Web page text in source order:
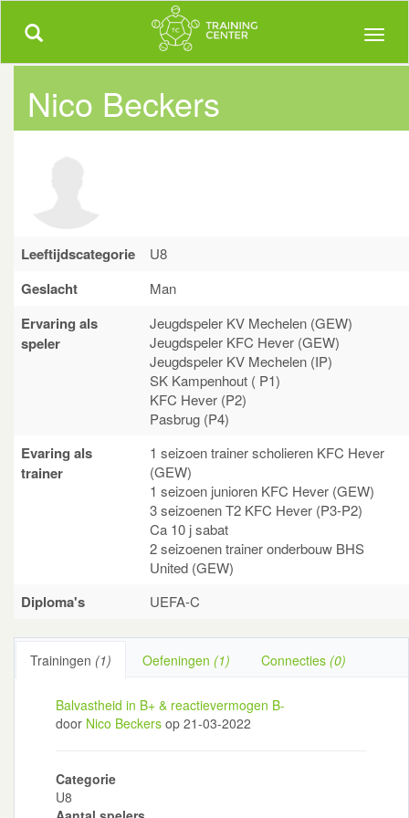
Meer dan 5000 uitgewerkte trainingen!
Toggle
Nico Beckers
Leeftijdscategorie U8
Geslacht Man
Ervaring als
speler
Jeugdspeler KV Mechelen (GEW)
Jeugdspeler KFC Hever (GEW)
Jeugdspeler KV Mechelen (IP)
SK Kampenhout ( P1)
KFC Hever (P2)
Pasbrug (P4)
Evaring als
trainer
1 seizoen trainer scholieren KFC Hever
(GEW)
1 seizoen junioren KFC Hever (GEW)
3 seizoenen T2 KFC Hever (P3-P2)
Ca 10 j sabat
2 seizoenen trainer onderbouw BHS
United (GEW)
Diploma's UEFA-C
Trainingen (1) Oefeningen (1) Connecties (0)
Balvastheid in B+ & reactievermogen B-
door Nico Beckers op 21-03-2022
Categorie
U8